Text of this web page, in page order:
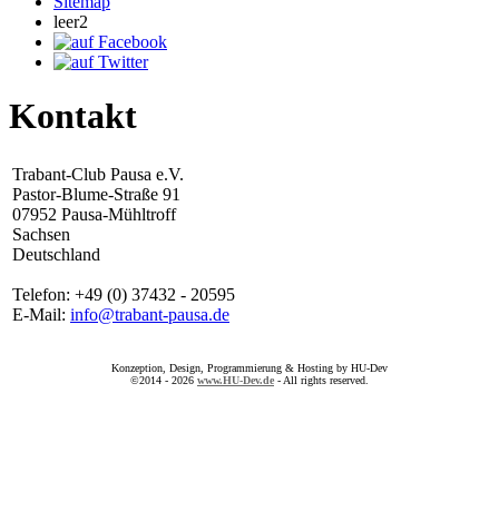
leer2
Kontakt
Trabant-Club Pausa e.V.
Pastor-Blume-Straße 91
07952 Pausa-Mühltroff
Sachsen
Deutschland
Telefon: +49 (0) 37432 - 20595
E-Mail: info@trabant-pausa.de
Konzeption, Design, Programmierung & Hosting by HU-Dev
©2014 - 2026 www.HU-Dev.de - All rights reserved.